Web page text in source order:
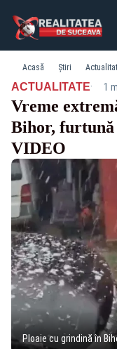
Acasă Știri
ACTUALITATE· 1
Vreme
Bihor,
VIDEO
Ploaie cu grindină în